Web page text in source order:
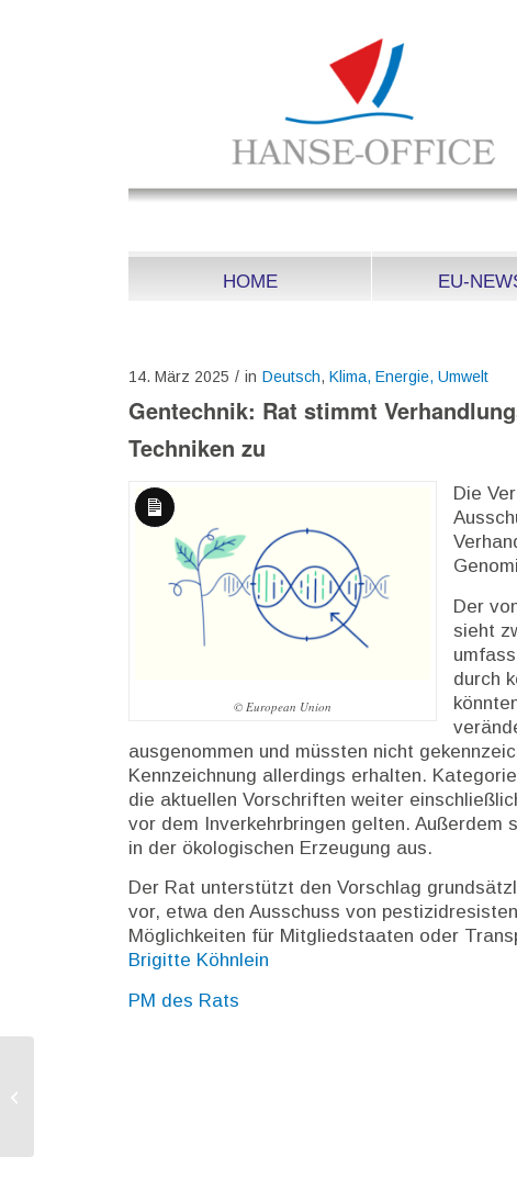
HOME EU-
14. März 2025 / in Deutsch,Klima, Energie, Umwelt
Gentechnik: Rat stimmt
Techniken zu
Lange
Beschreibung
© European Union
Die
Der
sieht
durch
ausgenommen und müssten nicht
Kennzeichnung allerdings erhalten.
die aktuellen Vorschriften weiter
vor dem Inverkehrbringen gelten. Außerdem
in der ökologischen Erzeugung aus.
Der Rat unterstützt den Vorschlag
vor, etwa den Ausschuss von
Möglichkeiten für Mitgliedstaaten oder
Brigitte Köhnlein
PM des Rats